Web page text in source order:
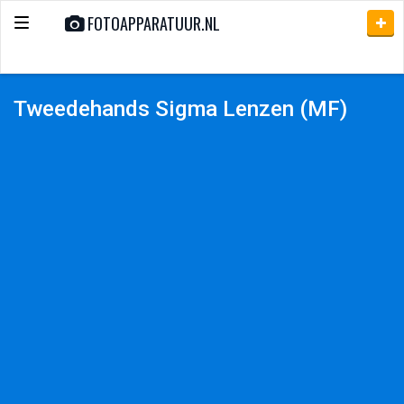
Toggle
FOTOAPPARATUUR.NL
Tweedehands Sigma Lenzen (MF)